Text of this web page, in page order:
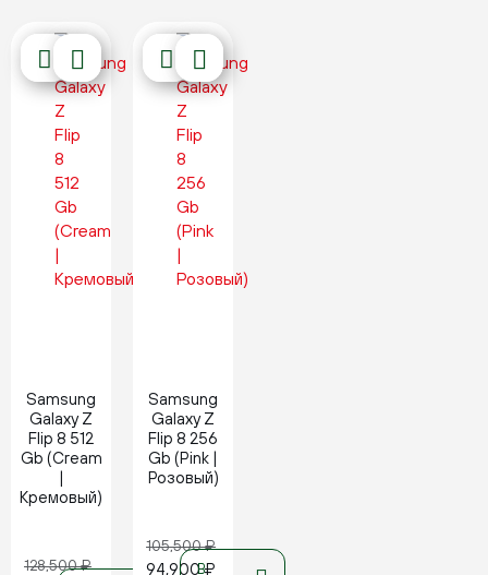
Samsung
Galaxy Z
Flip 8 512
Gb (Cream
|
Кремовый)
128,500₽
Samsung
Galaxy Z
Flip 8 256
Gb (Pink |
Розовый)
105,500₽
94,900₽
В